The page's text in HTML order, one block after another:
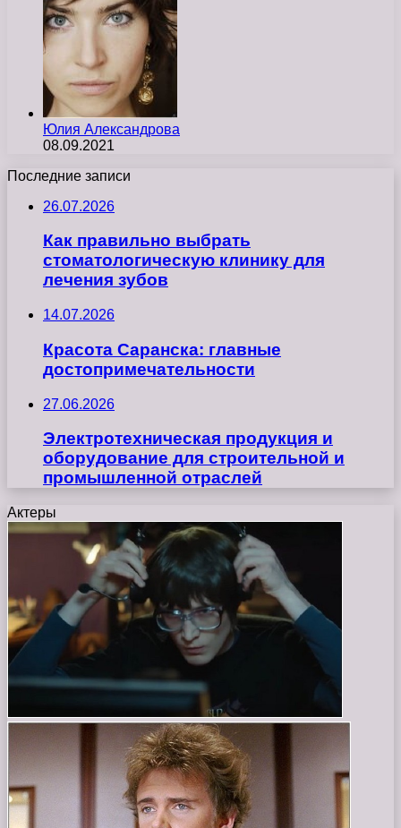
Юлия Александрова
08.09.2021
Последние записи
26.07.2026
Как правильно выбрать
стоматологическую клинику для
лечения зубов
14.07.2026
Красота Саранска: главные
достопримечательности
27.06.2026
Электротехническая продукция и
оборудование для строительной и
промышленной отраслей
Актеры